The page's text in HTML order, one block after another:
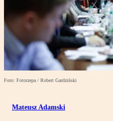
Foto: Fotorzepa / Robert Gardziński
Mateusz Adamski